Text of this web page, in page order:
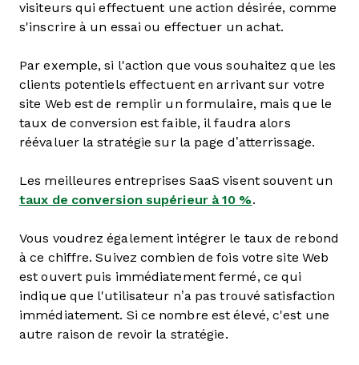
visiteurs qui effectuent une action désirée, comme
s'inscrire à un essai ou effectuer un achat.
Par exemple, si l'action que vous souhaitez que les
clients potentiels effectuent en arrivant sur votre
site Web est de remplir un formulaire, mais que le
taux de conversion est faible, il faudra alors
réévaluer la stratégie sur la page d’atterrissage.
Les meilleures entreprises SaaS visent souvent un
taux de conversion supérieur à 10 %.
Vous voudrez également intégrer le taux de rebond
à ce chiffre. Suivez combien de fois votre site Web
est ouvert puis immédiatement fermé, ce qui
indique que l'utilisateur n’a pas trouvé satisfaction
immédiatement. Si ce nombre est élevé, c'est une
autre raison de revoir la stratégie.